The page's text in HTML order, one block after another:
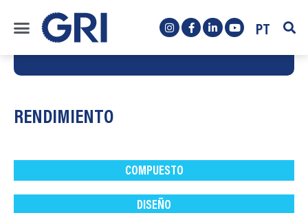
PT
RENDIMIENTO
COMPUESTO
DISEÑO